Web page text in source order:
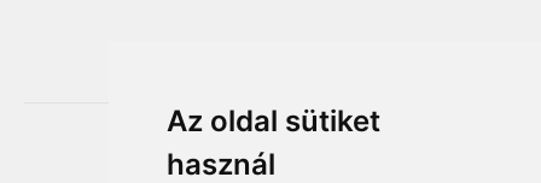
Az oldal sütiket
használ